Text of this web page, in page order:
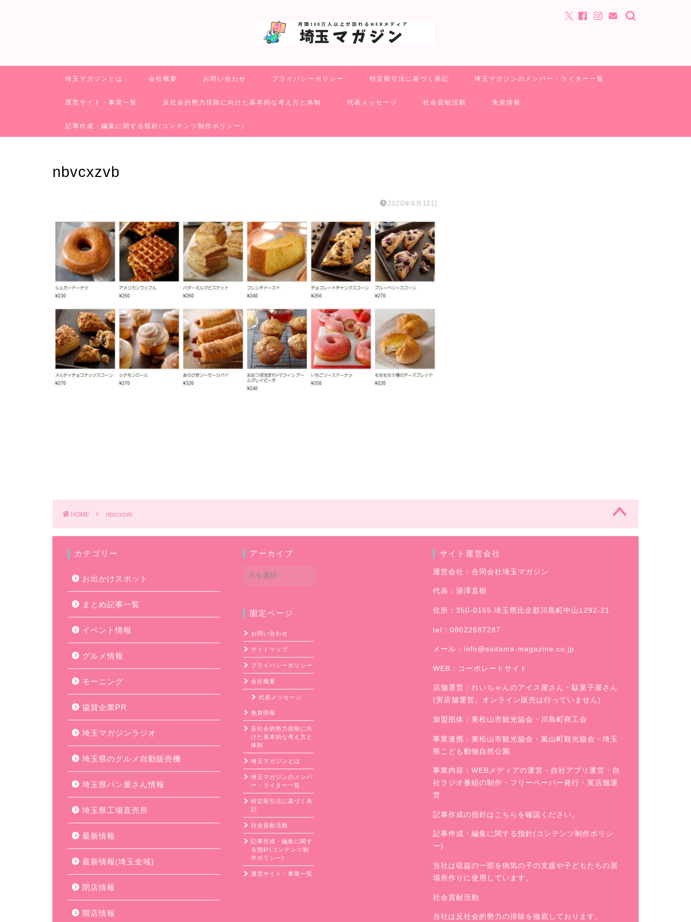
埼玉マガジンとは 会社概要 お問い合わせ プライバシーポリシー 特定取引法に基づく表記 埼玉マガジンのメンバー・ライター一覧
運営サイト・事業一覧 反社会的勢力排除に向けた基本的な考え方と体制 代表メッセージ 社会貢献活動 免責情報
記事作成・編集に関する指針(コンテンツ制作ポリシー)
nbvcxzvb
2020年6月16日
HOME nbvcxzvb
カテゴリー
お出かけスポット
まとめ記事一覧
イベント情報
グルメ情報
モーニング
協賛企業PR
埼玉マガジンラジオ
埼玉県のグルメ自動販売機
埼玉県パン屋さん情報
埼玉県工場直売所
最新情報
最新情報(埼玉全域)
閉店情報
開店情報
アーカイブ
ア
ー
固定ページ
お問い合わせ
サイトマップ
プライバシーポリシー
会社概要
代表メッセージ
免責情報
反社会的勢力排除に向
けた基本的な考え方と
体制
埼玉マガジンとは
埼玉マガジンのメンバ
ー・ライター一覧
特定取引法に基づく表
記
社会貢献活動
記事作成・編集に関す
る指針(コンテンツ制
作ポリシー)
運営サイト・事業一覧
サイト運営会社
運営会社：合同会社埼玉マガジン
代表：湯澤直樹
住所：350-0165 埼玉県比企郡川島町中山1292-21
tel：08022687287
メール： info@saitama-magazine.co.jp
WEB： コーポレートサイト
店舗運営：れいちゃんのアイス屋さん ・駄菓子屋さん
(実店舗運営。オンライン販売は行っていません)
加盟団体：東松山市観光協会・川島町商工会
事業連携：東松山市観光協会・嵐山町観光協会・埼玉
県こども動物自然公園
事業内容：WEBメディアの運営・自社アプリ運営・自
社ラジオ番組の制作・フリーペーパー発行・実店舗運
営
記事作成の指針はこちらを確認ください。
記事作成・編集に関する指針(コンテンツ制作ポリシ
ー)
当社は収益の一部を病気の子の支援や子どもたちの居
場所作りに使用しています。
社会貢献活動
当社は反社会的勢力の排除を徹底しております。